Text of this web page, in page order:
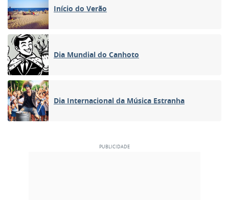
Início do Verão
Dia Mundial do Canhoto
Dia Internacional da Música Estranha